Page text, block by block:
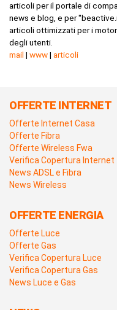
articoli per il portale di
news e blog, e per
articoli ottimizzati per i
degli utenti.
mail | www| articoli
OFFERTE INTERNET
Offerte Internet Casa
Offerte Fibra
Offerte Wireless Fwa
Verifica Copertura Internet
News ADSL e Fibra
News Wireless
OFFERTE ENERGIA
Offerte Luce
Offerte Gas
Verifica Copertura Luce
Verifica Copertura Gas
News Luce e Gas